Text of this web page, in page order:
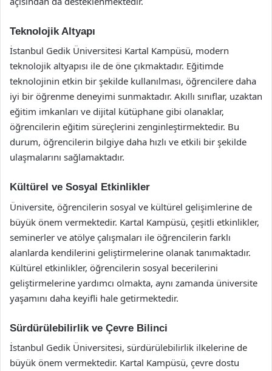
Teknolojik Altyapı
İstanbul Gedik Üniversitesi Kartal Kampüsü, modern
teknolojik altyapısı ile de öne çıkmaktadır. Eğitimde
teknolojinin etkin bir şekilde kullanılması, öğrencilere daha
iyi bir öğrenme deneyimi sunmaktadır. Akıllı sınıflar, uzaktan
eğitim imkanları ve dijital kütüphane gibi olanaklar,
öğrencilerin eğitim süreçlerini zenginleştirmektedir. Bu
durum, öğrencilerin bilgiye daha hızlı ve etkili bir şekilde
ulaşmalarını sağlamaktadır.
Kültürel ve Sosyal Etkinlikler
Üniversite, öğrencilerin sosyal ve kültürel gelişimlerine de
büyük önem vermektedir. Kartal Kampüsü, çeşitli etkinlikler,
seminerler ve atölye çalışmaları ile öğrencilerin farklı
alanlarda kendilerini geliştirmelerine olanak tanımaktadır.
Kültürel etkinlikler, öğrencilerin sosyal becerilerini
geliştirmelerine yardımcı olmakta, aynı zamanda üniversite
yaşamını daha keyifli hale getirmektedir.
Sürdürülebilirlik ve Çevre Bilinci
İstanbul Gedik Üniversitesi, sürdürülebilirlik ilkelerine de
büyük önem vermektedir. Kartal Kampüsü, çevre dostu